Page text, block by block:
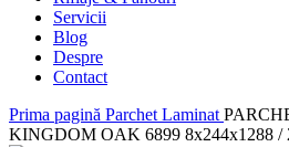
Servicii
Blog
Despre
Contact
Prima pagină Parchet Laminat
KINGDOM OAK 6899 8x244x1288 /